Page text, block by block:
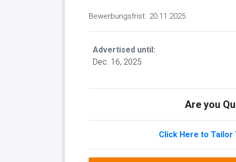
Bewerbungsfrist: 20.11.2025
Advertised until:
Dec. 16, 2025
Are you
Click Here to Tailor